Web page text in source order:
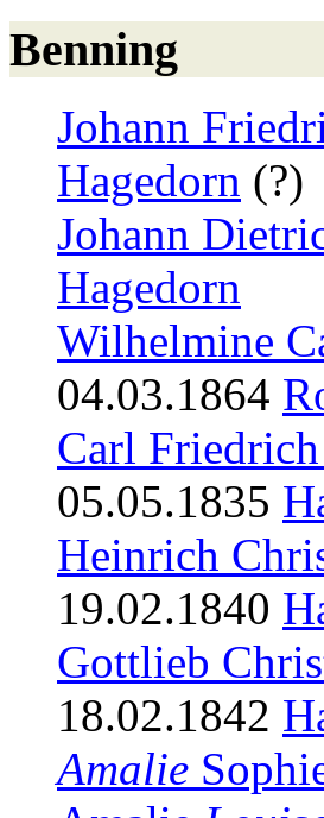
Benning
Johann
Hagedorn (?)
Johann
Hagedorn
Wilhelmine
04.03.1864
Carl Friedrich
05.05.1835
Heinrich
19.02.1840
Gottlieb
18.02.1842
Amalie